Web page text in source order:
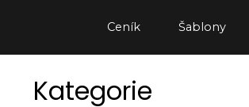
Ceník Šablony
Kategorie